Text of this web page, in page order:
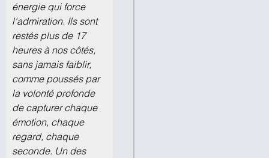
énergie qui force
l'admiration. Ils sont
restés plus de 17
heures à nos côtés,
sans jamais faiblir,
comme poussés par
la volonté profonde
de capturer chaque
émotion, chaque
regard, chaque
seconde. Un des